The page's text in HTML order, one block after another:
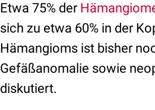
Etwa 75% der
sich zu etwa 60% in der
Hämangioms ist bisher
Gefäßanomalie sowie
diskutiert.